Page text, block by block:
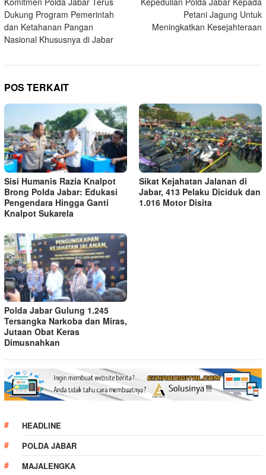
pos
Dukung Program Pemerintah
dan Ketahanan Pangan
Nasional Khususnya di Jabar
Petani Jagung Untuk
Meningkatkan Kesejahteraan
POS TERKAIT
Sisi Humanis Razia Knalpot
Brong Polda Jabar: Edukasi
Pengendara Hingga Ganti
Knalpot Sukarela
Sikat Kejahatan Jalanan di
Jabar, 413 Pelaku Diciduk dan
1.016 Motor Disita
Polda Jabar Gulung 1.245
Tersangka Narkoba dan Miras,
Jutaan Obat Keras
Dimusnahkan
HEADLINE
POLDA JABAR
MAJALENGKA